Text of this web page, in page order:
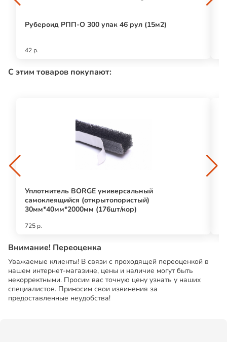
Рубероид РПП-О 300 упак 46 рул (15м2)
42 р.
С этим товаров покупают:
Уплотнитель BORGE универсальный
самоклеящийся (открытопористый)
30мм*40мм*2000мм (176шт/кор)
725 р.
Внимание! Переоценка
Уважаемые клиенты! В связи с проходящей переоценкой в
нашем интернет-магазине, цены и наличие могут быть
некорректными. Просим вас точную цену узнать у наших
специалистов. Приносим свои извинения за
предоставленные неудобства!